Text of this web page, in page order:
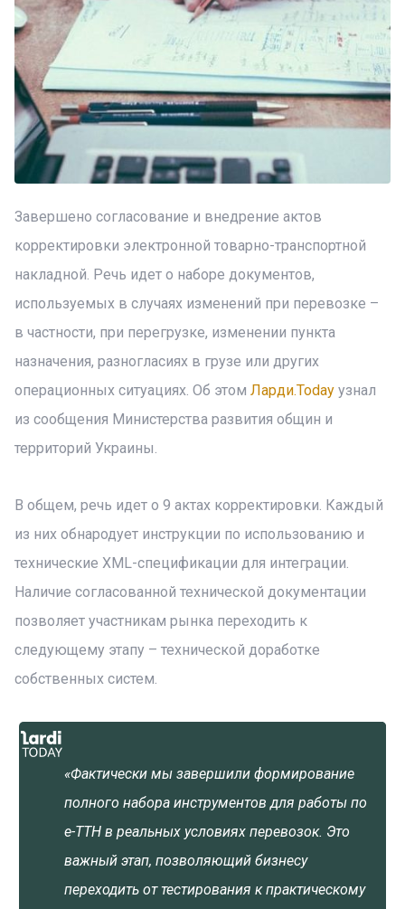
Завершено согласование и внедрение актов
корректировки электронной товарно-транспортной
накладной. Речь идет о наборе документов,
используемых в случаях изменений при перевозке –
в частности, при перегрузке, изменении пункта
назначения, разногласиях в грузе или других
операционных ситуациях. Об этом Ларди.Today узнал
из сообщения Министерства развития общин и
территорий Украины.
В общем, речь идет о 9 актах корректировки. Каждый
из них обнародует инструкции по использованию и
технические XML-спецификации для интеграции.
Наличие согласованной технической документации
позволяет участникам рынка переходить к
следующему этапу – технической доработке
собственных систем.
«Фактически мы завершили формирование
полного набора инструментов для работы по
е-ТТН в реальных условиях перевозок. Это
важный этап, позволяющий бизнесу
переходить от тестирования к практическому